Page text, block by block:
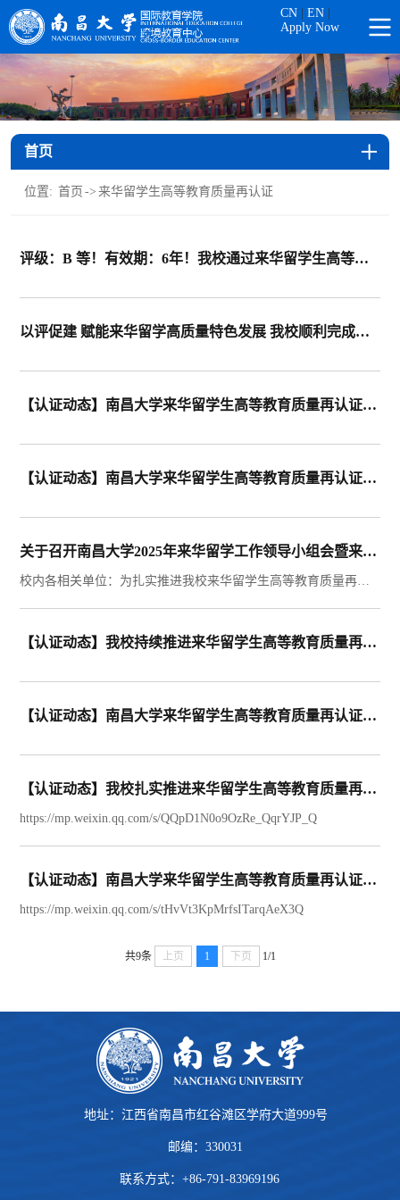
CN| EN|
Apply Now
首页
位置: 首页 -> 来华留学生高等教育质量再认证
评级：B 等！有效期：6年！我校通过来华留学生高等教育质量再认证
以评促建 赋能来华留学高质量特色发展 我校顺利完成来华留学生高等教育质量再认证
【认证动态】南昌大学来华留学生高等教育质量再认证信息简报（教学与培养篇）
【认证动态】南昌大学来华留学生高等教育质量再认证信息简报（招生宣传篇）
关于召开南昌大学2025年来华留学工作领导小组会暨来华留学生高等教育质量再认证工作推进会的通知
【认证动态】我校持续推进来华留学生高等教育质量再认证准备工作
【认证动态】南昌大学来华留学生高等教育质量再认证信息简报（理念成效篇）
【认证动态】我校扎实推进来华留学生高等教育质量再认证工作
https://mp.weixin.qq.com/s/QQpD1N0o9OzRe_QqrYJP_Q
【认证动态】南昌大学来华留学生高等教育质量再认证信息简报（政策篇）
https://mp.weixin.qq.com/s/tHvVt3KpMrfsITarqAeX3Q
共9条 上页 1 下页 1/1
地址：江西省南昌市红谷滩区学府大道999号
邮编：330031
联系方式：+86-791-83969196